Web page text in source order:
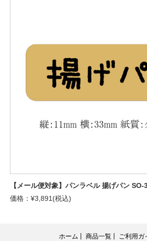
【メール便対象】パンラベル 揚げパン
価格：¥3,891(税込)
ホーム 商品一覧 ご利用ガ